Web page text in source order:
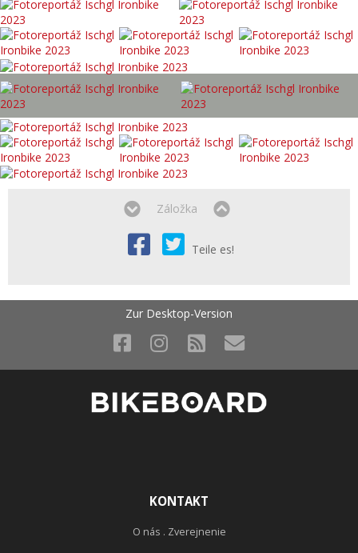
Záložka
Teile es!
Zur Desktop-Version
KONTAKT
O nás . Zverejnenie